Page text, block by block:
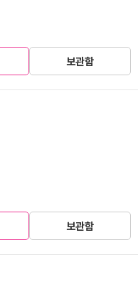
보관함
보관함